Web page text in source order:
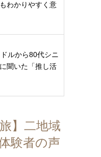
わかりやすく意
ルから80代シニ
聞いた「推し活
】二地域
験者の声